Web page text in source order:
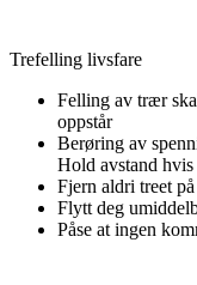
Trefelling livsfare
Felling av trær
oppstår
Berøring av
Hold avstand
Fjern aldri treet
Flytt deg
Påse at ingen